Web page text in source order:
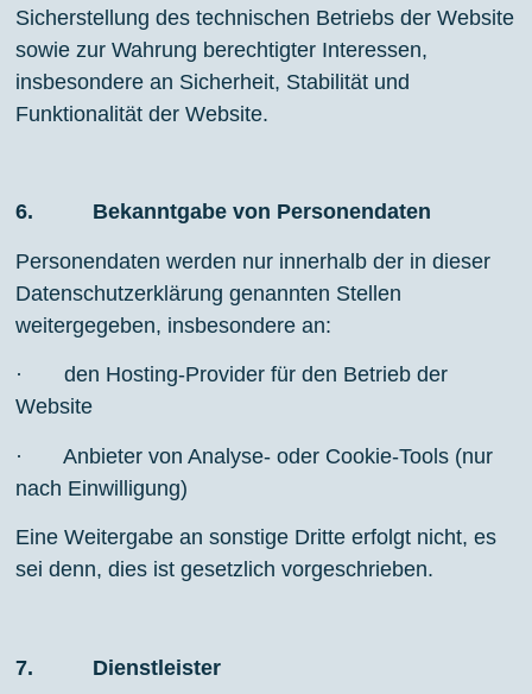
Sicherstellung des technischen Betriebs der Website
sowie zur Wahrung berechtigter Interessen,
insbesondere an Sicherheit, Stabilität und
Funktionalität der Website.
6. Bekanntgabe von Personendaten
Personendaten werden nur innerhalb der in dieser
Datenschutzerklärung genannten Stellen
weitergegeben, insbesondere an:
· den Hosting-Provider für den Betrieb der
Website
· Anbieter von Analyse- oder Cookie-Tools (nur
nach Einwilligung)
Eine Weitergabe an sonstige Dritte erfolgt nicht, es
sei denn, dies ist gesetzlich vorgeschrieben.
7. Dienstleister